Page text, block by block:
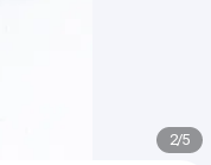
2/5